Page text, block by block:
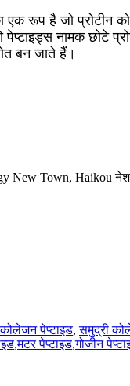
एक रूप है जो
पेप्टाइड्स नामक
बन जाते हैं।
New Town, Haikou
पेप्टाइड,समुद्री
,मटर पेप्टाइड,गोजीन